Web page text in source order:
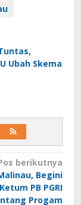
Ubah Skema
berikutnya
Begini
PB PGRI
Progam